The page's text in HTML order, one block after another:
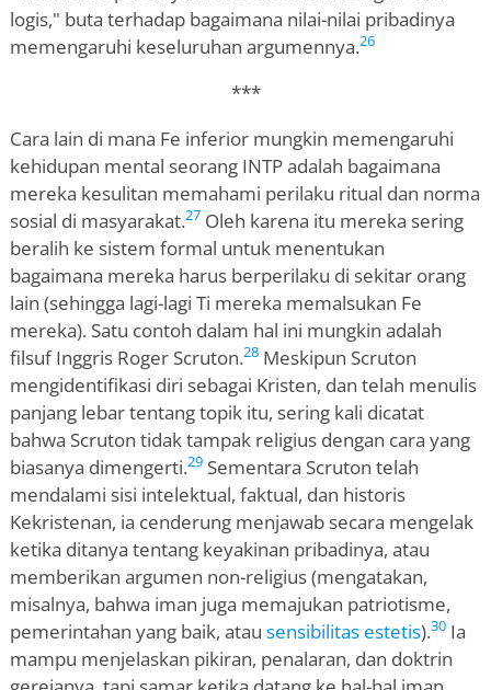
logis," buta terhadap bagaimana nilai-nilai pribadinya
memengaruhi keseluruhan argumennya.26
***
Cara lain di mana Fe inferior mungkin memengaruhi
kehidupan mental seorang INTP adalah bagaimana
mereka kesulitan memahami perilaku ritual dan norma
sosial di masyarakat.27 Oleh karena itu mereka sering
beralih ke sistem formal untuk menentukan
bagaimana mereka harus berperilaku di sekitar orang
lain (sehingga lagi-lagi Ti mereka memalsukan Fe
mereka). Satu contoh dalam hal ini mungkin adalah
filsuf Inggris Roger Scruton.28 Meskipun Scruton
mengidentifikasi diri sebagai Kristen, dan telah menulis
panjang lebar tentang topik itu, sering kali dicatat
bahwa Scruton tidak tampak religius dengan cara yang
biasanya dimengerti.29 Sementara Scruton telah
mendalami sisi intelektual, faktual, dan historis
Kekristenan, ia cenderung menjawab secara mengelak
ketika ditanya tentang keyakinan pribadinya, atau
memberikan argumen non-religius (mengatakan,
misalnya, bahwa iman juga memajukan patriotisme,
pemerintahan yang baik, atau sensibilitas estetis).30 Ia
mampu menjelaskan pikiran, penalaran, dan doktrin